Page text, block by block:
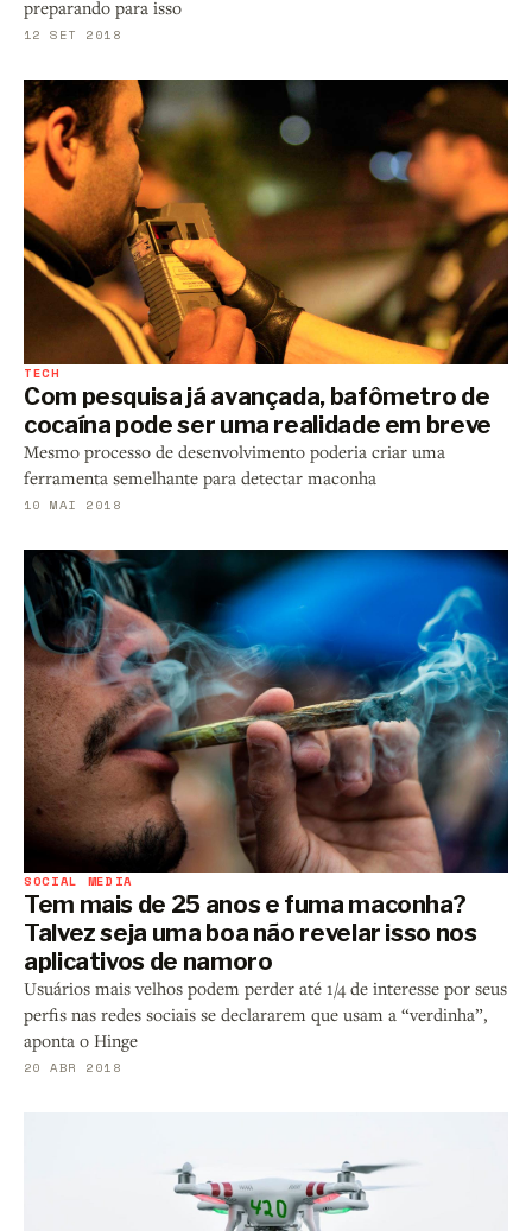
preparando para isso
12 SET 2018
TECH
Com pesquisa já avançada, bafômetro de
cocaína pode ser uma realidade em breve
Mesmo processo de desenvolvimento poderia criar uma
ferramenta semelhante para detectar maconha
10 MAI 2018
SOCIAL MEDIA
Tem mais de 25 anos e fuma maconha?
Talvez seja uma boa não revelar isso nos
aplicativos de namoro
Usuários mais velhos podem perder até 1/4 de interesse por seus
perfis nas redes sociais se declararem que usam a “verdinha”,
aponta o Hinge
20 ABR 2018